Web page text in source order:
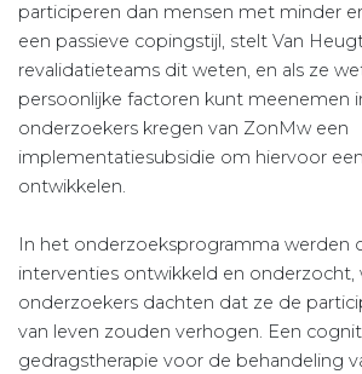
participeren dan mensen met minder
een passieve copingstijl, stelt Van
revalidatieteams dit weten, en als ze
persoonlijke factoren kunt meenemen
onderzoekers kregen van ZonMw een
implementatiesubsidie om hiervoor
ontwikkelen.
In het onderzoeksprogramma werden
interventies ontwikkeld en onderzocht,
onderzoekers dachten dat ze de
van leven zouden verhogen. Een
gedragstherapie voor de behandeling